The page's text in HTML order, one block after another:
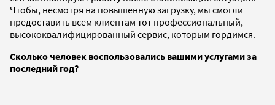
Чтобы, несмотря на повышенную загрузку, мы смогли
предоставить всем клиентам тот профессиональный,
высококвалифицированный сервис, которым гордимся.
Сколько человек воспользовались вашими услугами за
последний год?